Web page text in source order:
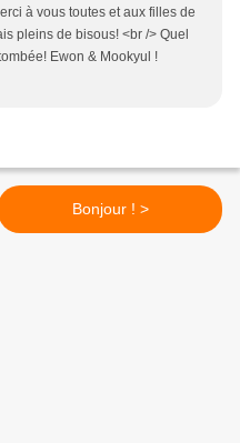
à vous toutes et aux filles de
pleins de bisous! <br /> Quel
Ewon & Mookyul !
Bonjour ! >